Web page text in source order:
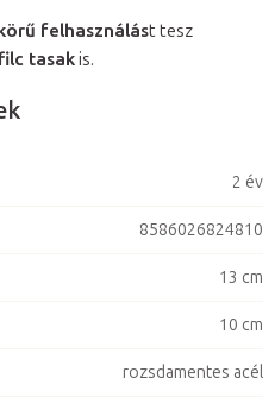
felhasználást tesz
filc tasakis.
2 év
8586026824810
13 cm
10 cm
rozsdamentes acél